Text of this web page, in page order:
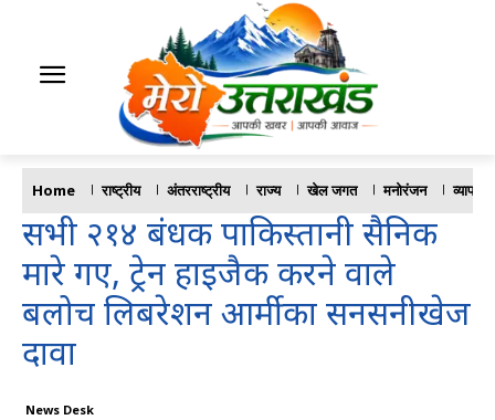
Home राष्ट्रीय अंतरराष्ट्रीय राज्य खेल जगत मनोरंजन व्यापार
सभी २१४ बंधक पाकिस्तानी सैनिक
मारे गए, ट्रेन हाइजैक करने वाले
बलोच लिबरेशन आर्मी का सनसनीखेज
दावा
News Desk